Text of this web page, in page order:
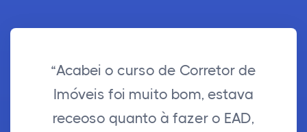
“Acabei o curso de Corretor de
Imóveis foi muito bom, estava
receoso quanto à fazer o EAD,